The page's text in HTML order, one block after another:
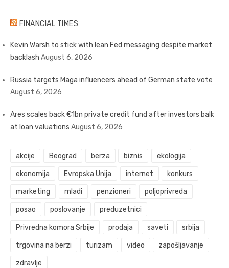
FINANCIAL TIMES
Kevin Warsh to stick with lean Fed messaging despite market
backlash August 6, 2026
Russia targets Maga influencers ahead of German state vote
August 6, 2026
Ares scales back €1bn private credit fund after investors balk
at loan valuations August 6, 2026
akcije Beograd berza biznis ekologija
ekonomija Evropska Unija internet konkurs
marketing mladi penzioneri poljoprivreda
posao poslovanje preduzetnici
Privredna komora Srbije prodaja saveti srbija
trgovina na berzi turizam video zapošljavanje
zdravlje